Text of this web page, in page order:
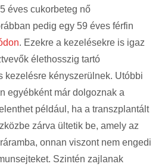
éves cukorbeteg nő
pedig egy 59 éves férfin
. Ezekre a kezelésekre is igaz
élethosszig tartó
kezelésre kényszerülnek. Utóbbi
egyébként már dolgoznak a
például, ha a transzplantált
zárva ültetik be, amely az
onnan viszont nem engedi
Szintén zajlanak